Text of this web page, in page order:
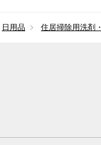
日用品 住居掃除用洗剤